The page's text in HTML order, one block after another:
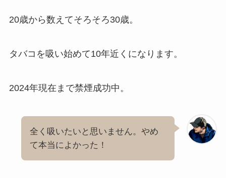
20歳から数えてそろそろ30歳。
タバコを吸い始めて10年近くになります。
2024年現在まで禁煙成功中。
全く吸いたいと思いません。やめ
て本当によかった！